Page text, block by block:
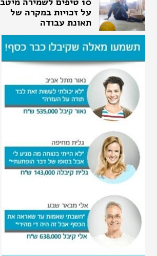
תביעת תאונת עבודה
פיטורין אחרי פחות משנה
תום לב ביחסי עבודה
פיצויי פיטורין לעובד
שהתפטר
חוק חופשת אבהות